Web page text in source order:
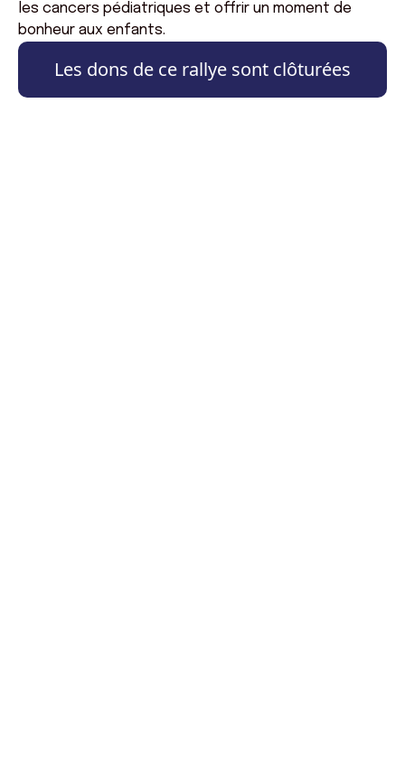
les cancers pédiatriques et offrir un moment de
bonheur aux enfants.